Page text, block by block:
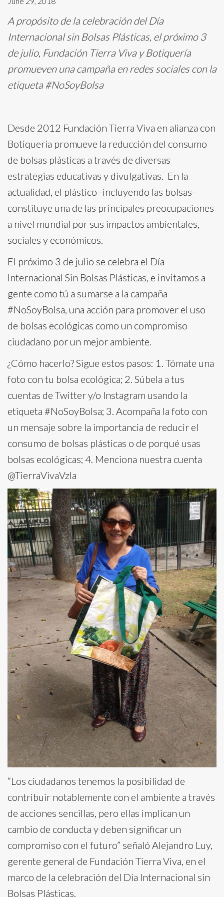
A propósito de la celebración del Día
Internacional sin Bolsas Plásticas, el próximo 3
de julio, Fundación Tierra Viva y Botiquería
promueven una campaña en redes sociales con la
etiqueta #NoSoyBolsa
Desde 2012 Fundación Tierra Viva en alianza con
Botiquería promueve la reducción del consumo
de bolsas plásticas a través de diversas
estrategias educativas y divulgativas. En la
actualidad, el plástico -incluyendo las bolsas-
constituye una de las principales preocupaciones
a nivel mundial por sus impactos ambientales,
sociales y económicos.
El próximo 3 de julio se celebra el Día
Internacional Sin Bolsas Plásticas, e invitamos a
gente como tú a sumarse a la campaña
#NoSoyBolsa, una acción para promover el uso
de bolsas ecológicas como un compromiso
ciudadano por un mejor ambiente.
¿Cómo hacerlo? Sigue estos pasos: 1. Tómate una
foto con tu bolsa ecológica; 2. Súbela a tus
cuentas de Twitter y/o Instagram usando la
etiqueta #NoSoyBolsa; 3. Acompaña la foto con
un mensaje sobre la importancia de reducir el
consumo de bolsas plásticas o de porqué usas
bolsas ecológicas; 4. Menciona nuestra cuenta
@TierraVivaVzla
“Los ciudadanos tenemos la posibilidad de
contribuir notablemente con el ambiente a través
de acciones sencillas, pero ellas implican un
cambio de conducta y deben significar un
compromiso con el futuro” señaló Alejandro Luy,
gerente general de Fundación Tierra Viva, en el
marco de la celebración del Día Internacional sin
Bolsas Plásticas.